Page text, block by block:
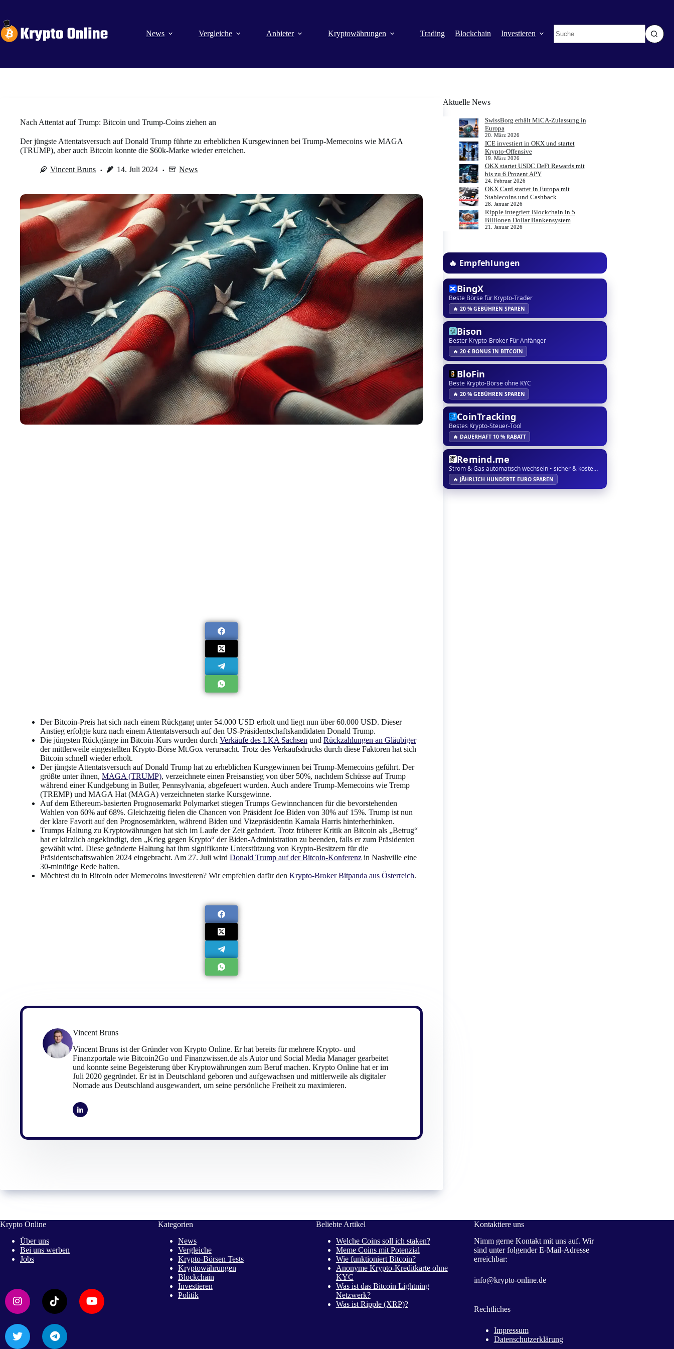
springen
News
Vergleiche Anbieter Kryptowährungen Trading Blockchain Investieren Mehr
Ergebnisse
Nach Attentat auf Trump: Bitcoin und Trump-Coins ziehen an
Der jüngste Attentatsversuch auf Donald Trump führte zu erheblichen Kursgewinnen bei Trump-Memecoins wie MAGA
(TRUMP), aber auch Bitcoin konnte die $60k-Marke wieder erreichen.
Vincent Bruns 14. Juli 2024 News
Der Bitcoin-Preis hat sich nach einem Rückgang unter 54.000 USD erholt und liegt nun über 60.000 USD. Dieser
Anstieg erfolgte kurz nach einem Attentatsversuch auf den US-Präsidentschaftskandidaten Donald Trump.
Die jüngsten Rückgänge im Bitcoin-Kurs wurden durch Verkäufe des LKA Sachsen und Rückzahlungen an Gläubiger
der mittlerweile eingestellten Krypto-Börse Mt.Gox verursacht. Trotz des Verkaufsdrucks durch diese Faktoren hat sich
Bitcoin schnell wieder erholt.
Der jüngste Attentatsversuch auf Donald Trump hat zu erheblichen Kursgewinnen bei Trump-Memecoins geführt. Der
größte unter ihnen, MAGA (TRUMP), verzeichnete einen Preisanstieg von über 50%, nachdem Schüsse auf Trump
während einer Kundgebung in Butler, Pennsylvania, abgefeuert wurden. Auch andere Trump-Memecoins wie Tremp
(TREMP) und MAGA Hat (MAGA) verzeichneten starke Kursgewinne.
Auf dem Ethereum-basierten Prognosemarkt Polymarket stiegen Trumps Gewinnchancen für die bevorstehenden
Wahlen von 60% auf 68%. Gleichzeitig fielen die Chancen von Präsident Joe Biden von 30% auf 15%. Trump ist nun
der klare Favorit auf den Prognosemärkten, während Biden und Vizepräsidentin Kamala Harris hinterherhinken.
Trumps Haltung zu Kryptowährungen hat sich im Laufe der Zeit geändert. Trotz früherer Kritik an Bitcoin als „Betrug“
hat er kürzlich angekündigt, den „Krieg gegen Krypto“ der Biden-Administration zu beenden, falls er zum Präsidenten
gewählt wird. Diese geänderte Haltung hat ihm signifikante Unterstützung von Krypto-Besitzern für die
Präsidentschaftswahlen 2024 eingebracht. Am 27. Juli wird Donald Trump auf der Bitcoin-Konferenz in Nashville eine
30-minütige Rede halten.
Möchtest du in Bitcoin oder Memecoins investieren? Wir empfehlen dafür den Krypto-Broker Bitpanda aus Österreich.
Vincent Bruns
Vincent Bruns ist der Gründer von Krypto Online. Er hat bereits für mehrere Krypto- und
Finanzportale wie Bitcoin2Go und Finanzwissen.de als Autor und Social Media Manager gearbeitet
und konnte seine Begeisterung über Kryptowährungen zum Beruf machen. Krypto Online hat er im
Juli 2020 gegründet. Er ist in Deutschland geboren und aufgewachsen und mittlerweile als digitaler
Nomade aus Deutschland ausgewandert, um seine persönliche Freiheit zu maximieren.
Aktuelle News
SwissBorg erhält MiCA-Zulassung in
Europa
20. März 2026
ICE investiert in OKX und startet
Krypto-Offensive
19. März 2026
OKX startet USDC DeFi Rewards mit
bis zu 6 Prozent APY
24. Februar 2026
OKX Card startet in Europa mit
Stablecoins und Cashback
28. Januar 2026
Ripple integriert Blockchain in 5
Billionen Dollar Bankensystem
21. Januar 2026
🔥 Empfehlungen
BingX
Beste Börse für Krypto-Trader
🔥 20 % GEBÜHREN SPAREN
Bison
Bester Krypto-Broker Für Anfänger
🔥 20 € BONUS IN BITCOIN
BloFin
Beste Krypto-Börse ohne KYC
🔥 20 % GEBÜHREN SPAREN
CoinTracking
Bestes Krypto-Steuer-Tool
🔥 DAUERHAFT 10 % RABATT
Remind.me
Strom & Gas automatisch wechseln • sicher & kostenlos
🔥 JÄHRLICH HUNDERTE EURO SPAREN
Krypto Online
Über uns
Bei uns werben
Jobs
Kategorien
News
Vergleiche
Krypto-Börsen Tests
Kryptowährungen
Blockchain
Investieren
Politik
Beliebte Artikel
Welche Coins soll ich staken?
Meme Coins mit Potenzial
Wie funktioniert Bitcoin?
Anonyme Krypto-Kreditkarte ohne
KYC
Was ist das Bitcoin Lightning
Netzwerk?
Was ist Ripple (XRP)?
Kontaktiere uns
Nimm gerne Kontakt mit uns auf. Wir
sind unter folgender E-Mail-Adresse
erreichbar:
info@krypto-online.de
Rechtliches
Impressum
Datenschutzerklärung